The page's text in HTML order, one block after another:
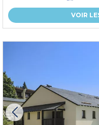
VOIR